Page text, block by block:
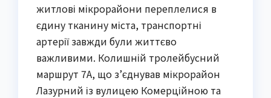
житлові мікрорайони переплелися в
єдину тканину міста, транспортні
артерії завжди були життєво
важливими. Колишній тролейбусний
маршрут 7А, що з’єднував мікрорайон
Лазурний із вулицею Комерційною та